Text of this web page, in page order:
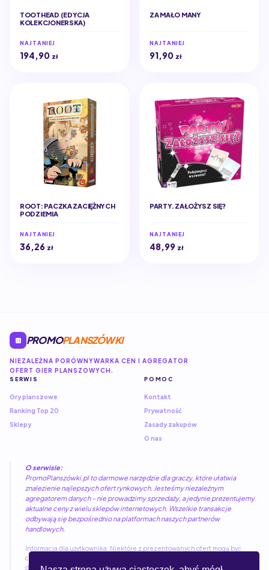
TOOTHEAD (EDYCJA
KOLEKCJONERSKA)
NAJTANIEJ
194,90 zł
ZA MAŁO MANY
NAJTANIEJ
91,90 zł
ROOT: PACZKA ZACIĘŻNYCH
PODZIEMIA
NAJTANIEJ
36,26 zł
PARTY. ZAŁOŻYSZ SIĘ?
NAJTANIEJ
48,99 zł
PROMOPLANSZÓWKI
NIEZALEŻNA PORÓWNYWARKA CEN I AGREGATOR
OFERT GIER PLANSZOWYCH.
SERWIS
Gry planszowe
Ranking Top 20
Sklepy
POMOC
Kontakt
Prywatność
Zasady zakupów
O nas
O serwisie:
PromoPlanszówki.pl to darmowe narzędzie dla graczy, które ułatwia
znalezienie najlepszych ofert rynkowych. Jesteśmy niezależnym
agregatorem danych – nie prowadzimy sprzedaży, a jedynie prezentujemy
aktualne ceny z wielu sklepów internetowych. Wszelkie transakcje
odbywają się bezpośrednio na platformach naszych partnerów
handlowych.
Informacja dla użytkownika: Niektóre z prezentowanych ofert mogą być
częścią programów partnerskich. Kliknięcie w link nie wiąże się z żadnymi
dodatkowymi kosztami dla kupującego, a pozwala nam utrzymywać i rozwijać